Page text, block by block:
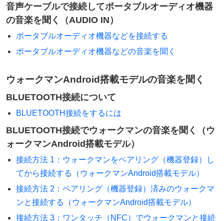
音声ケーブルで接続してポータブルオーディオ機器
の音楽を聞く（AUDIO IN）
ポータブルオーディオ機器などを接続する
ポータブルオーディオ機器などの音楽を聞く
ウォークマンAndroid搭載モデルの音楽を聞く
BLUETOOTH接続について
BLUETOOTH接続をするには
BLUETOOTH接続でウォークマンの音楽を聞く（ウ
ォークマンAndroid搭載モデル）
接続方法 1：ウォークマンをペアリング（機器登録）し
てから接続する（ウォークマンAndroid搭載モデル）
接続方法 2：ペアリング（機器登録）済みのウォークマ
ンと接続する（ウォークマンAndroid搭載モデル）
接続方法 3：ワンタッチ（NFC）でウォークマンと接続